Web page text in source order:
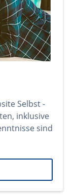
Selbst -
inklusive
sind